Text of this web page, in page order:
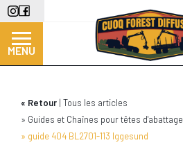
Aller
au
contenu
principal
MENU
Retour Tous les articles
Guides et Chaînes pour têtes d'abattage
guide 404 BL2701-113 Iggesund